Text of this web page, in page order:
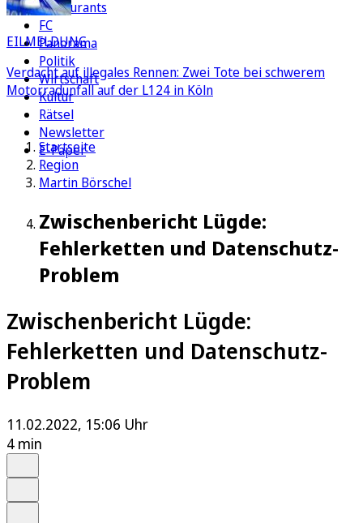
Restaurants
FC
Panorama
Politik
Wirtschaft
Kultur
Rätsel
Newsletter
E-Paper
EILMELDUNG
Verdacht auf illegales Rennen: Zwei Tote bei schwerem
Motorradunfall auf der L124 in Köln
Startseite
Region
Martin Börschel
Zwischenbericht Lügde:
Fehlerketten und Datenschutz-
Problem
Zwischenbericht Lügde:
Fehlerketten und Datenschutz-
Problem
11.02.2022, 15:06 Uhr
4 min